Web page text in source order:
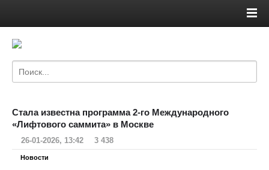
Стала известна программа 2-го Международного
«Лифтового саммита» в Москве
26-01-2026, 13:42 3 438
Новости